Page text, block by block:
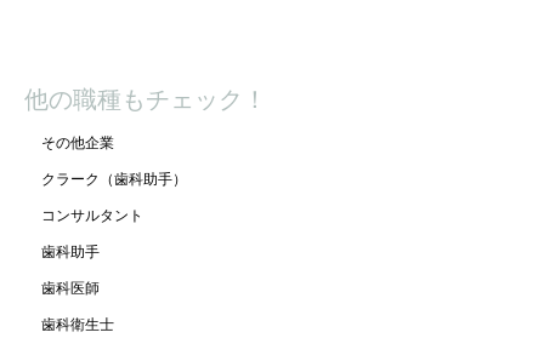
他の職種もチェック！
その他企業
クラーク（歯科助手）
コンサルタント
歯科助手
歯科医師
歯科衛生士